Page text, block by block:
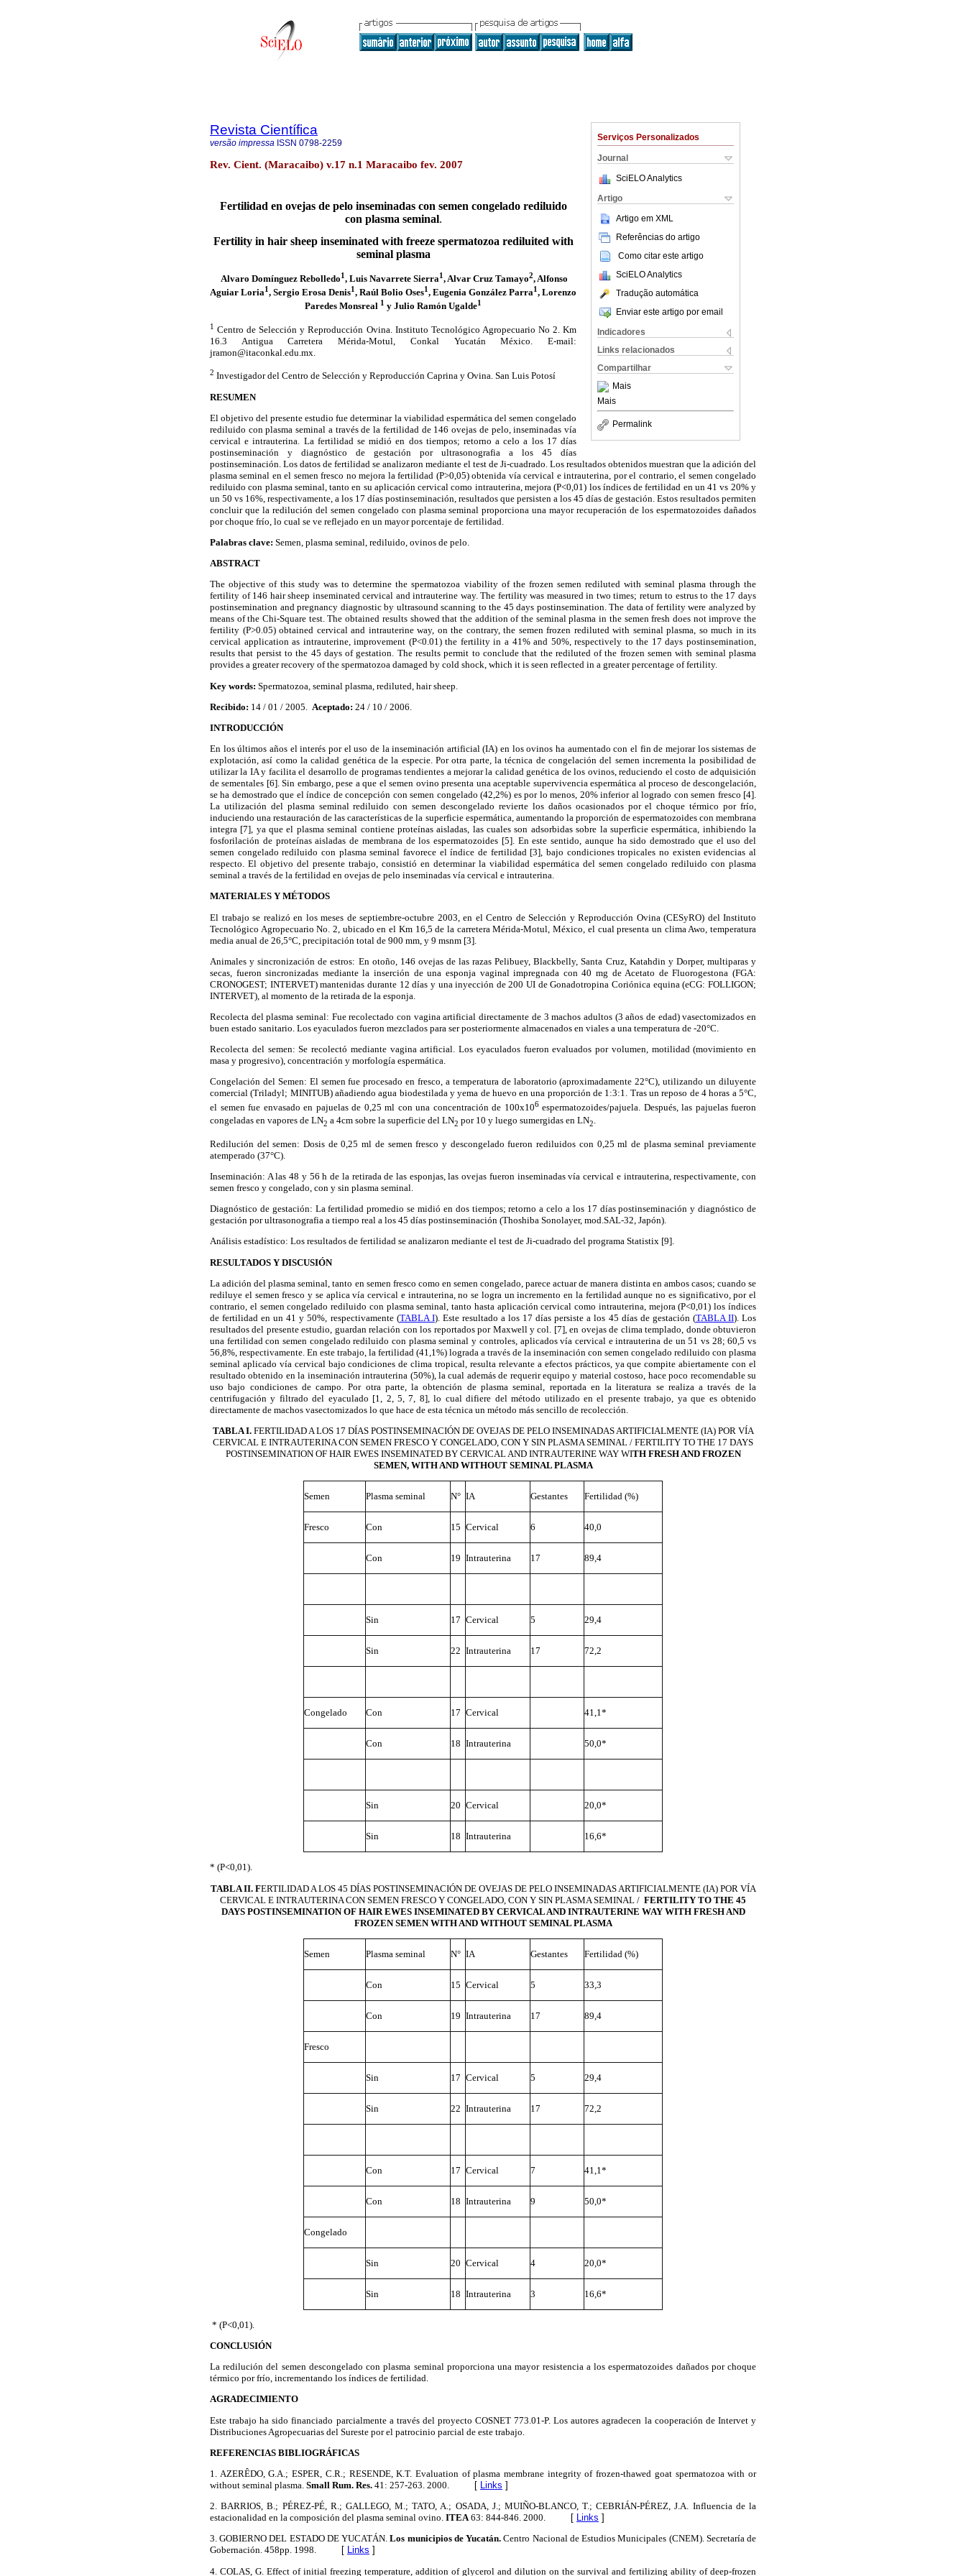
Serviços Personalizados
Journal
SciELO Analytics
Artigo
Artigo em XML
Referências do artigo
Como citar este artigo
SciELO Analytics
Tradução automática
Enviar este artigo por email
Indicadores
Links relacionados
Compartilhar
Mais
Mais
Permalink
Revista Científica
versão impressa ISSN 0798-2259
Rev. Cient. (Maracaibo) v.17 n.1 Maracaibo fev. 2007
Fertilidad en ovejas de pelo inseminadas con semen congelado rediluido
con plasma seminal.
Fertility in hair sheep inseminated with freeze spermatozoa rediluited with
seminal plasma
Alvaro Domínguez Rebolledo1, Luis Navarrete Sierra1, Alvar Cruz Tamayo2, Alfonso
Aguiar Loria1, Sergio Erosa Denis1, Raúl Bolio Oses1, Eugenia González Parra1, Lorenzo
Paredes Monsreal 1 y Julio Ramón Ugalde1
1 Centro de Selección y Reproducción Ovina. Instituto Tecnológico Agropecuario No 2. Km
16.3 Antigua Carretera Mérida-Motul, Conkal Yucatán México. E-mail:
jramon@itaconkal.edu.mx.
2 Investigador del Centro de Selección y Reproducción Caprina y Ovina. San Luis Potosí
RESUMEN
El objetivo del presente estudio fue determinar la viabilidad espermática del semen congelado
rediluido con plasma seminal a través de la fertilidad de 146 ovejas de pelo, inseminadas vía
cervical e intrauterina. La fertilidad se midió en dos tiempos; retorno a celo a los 17 días
postinseminación y diagnóstico de gestación por ultrasonografia a los 45 días
postinseminación. Los datos de fertilidad se analizaron mediante el test de Ji-cuadrado. Los resultados obtenidos muestran que la adición del
plasma seminal en el semen fresco no mejora la fertilidad (P>0,05) obtenida vía cervical e intrauterina, por el contrario, el semen congelado
rediluido con plasma seminal, tanto en su aplicación cervical como intrauterina, mejora (P<0,01) los índices de fertilidad en un 41 vs 20% y
un 50 vs 16%, respectivamente, a los 17 días postinseminación, resultados que persisten a los 45 días de gestación. Estos resultados permiten
concluir que la redilución del semen congelado con plasma seminal proporciona una mayor recuperación de los espermatozoides dañados
por choque frío, lo cual se ve reflejado en un mayor porcentaje de fertilidad.
Palabras clave: Semen, plasma seminal, rediluido, ovinos de pelo.
ABSTRACT
The objective of this study was to determine the spermatozoa viability of the frozen semen rediluted with seminal plasma through the
fertility of 146 hair sheep inseminated cervical and intrauterine way. The fertility was measured in two times; return to estrus to the 17 days
postinsemination and pregnancy diagnostic by ultrasound scanning to the 45 days postinsemination. The data of fertility were analyzed by
means of the Chi-Square test. The obtained results showed that the addition of the seminal plasma in the semen fresh does not improve the
fertility (P>0.05) obtained cervical and intrauterine way, on the contrary, the semen frozen rediluted with seminal plasma, so much in its
cervical application as intrauterine, improvement (P<0.01) the fertility in a 41% and 50%, respectively to the 17 days postinsemination,
results that persist to the 45 days of gestation. The results permit to conclude that the rediluted of the frozen semen with seminal plasma
provides a greater recovery of the spermatozoa damaged by cold shock, which it is seen reflected in a greater percentage of fertility.
Key words: Spermatozoa, seminal plasma, rediluted, hair sheep.
Recibido: 14 / 01 / 2005. Aceptado: 24 / 10 / 2006.
INTRODUCCIÓN
En los últimos años el interés por el uso de la inseminación artificial (IA) en los ovinos ha aumentado con el fin de mejorar los sistemas de
explotación, así como la calidad genética de la especie. Por otra parte, la técnica de congelación del semen incrementa la posibilidad de
utilizar la IA y facilita el desarrollo de programas tendientes a mejorar la calidad genética de los ovinos, reduciendo el costo de adquisición
de sementales [6]. Sin embargo, pese a que el semen ovino presenta una aceptable supervivencia espermática al proceso de descongelación,
se ha demostrado que el índice de concepción con semen congelado (42,2%) es por lo menos, 20% inferior al logrado con semen fresco [4].
La utilización del plasma seminal rediluido con semen descongelado revierte los daños ocasionados por el choque térmico por frío,
induciendo una restauración de las características de la superficie espermática, aumentando la proporción de espermatozoides con membrana
integra [7], ya que el plasma seminal contiene proteínas aisladas, las cuales son adsorbidas sobre la superficie espermática, inhibiendo la
fosforilación de proteínas aisladas de membrana de los espermatozoides [5]. En este sentido, aunque ha sido demostrado que el uso del
semen congelado rediluido con plasma seminal favorece el índice de fertilidad [3], bajo condiciones tropicales no existen evidencias al
respecto. El objetivo del presente trabajo, consistió en determinar la viabilidad espermática del semen congelado rediluido con plasma
seminal a través de la fertilidad en ovejas de pelo inseminadas vía cervical e intrauterina.
MATERIALES Y MÉTODOS
El trabajo se realizó en los meses de septiembre-octubre 2003, en el Centro de Selección y Reproducción Ovina (CESyRO) del Instituto
Tecnológico Agropecuario No. 2, ubicado en el Km 16,5 de la carretera Mérida-Motul, México, el cual presenta un clima Awo, temperatura
media anual de 26,5°C, precipitación total de 900 mm, y 9 msnm [3].
Animales y sincronización de estros: En otoño, 146 ovejas de las razas Pelibuey, Blackbelly, Santa Cruz, Katahdin y Dorper, multiparas y
secas, fueron sincronizadas mediante la inserción de una esponja vaginal impregnada con 40 mg de Acetato de Fluorogestona (FGA:
CRONOGEST; INTERVET) mantenidas durante 12 días y una inyección de 200 UI de Gonadotropina Coriónica equina (eCG: FOLLIGON;
INTERVET), al momento de la retirada de la esponja.
Recolecta del plasma seminal: Fue recolectado con vagina artificial directamente de 3 machos adultos (3 años de edad) vasectomizados en
buen estado sanitario. Los eyaculados fueron mezclados para ser posteriormente almacenados en viales a una temperatura de -20°C.
Recolecta del semen: Se recolectó mediante vagina artificial. Los eyaculados fueron evaluados por volumen, motilidad (movimiento en
masa y progresivo), concentración y morfología espermática.
Congelación del Semen: El semen fue procesado en fresco, a temperatura de laboratorio (aproximadamente 22°C), utilizando un diluyente
comercial (Triladyl; MINITUB) añadiendo agua biodestilada y yema de huevo en una proporción de 1:3:1. Tras un reposo de 4 horas a 5°C,
el semen fue envasado en pajuelas de 0,25 ml con una concentración de 100x106espermatozoides/pajuela. Después, las pajuelas fueron
congeladas en vapores de LN2 a 4cm sobre la superficie del LN2 por 10 y luego sumergidas en LN2
Redilución del semen: Dosis de 0,25 ml de semen fresco y descongelado fueron rediluidos con 0,25 ml de plasma seminal previamente
atemperado (37°C).
Inseminación: A las 48 y 56 h de la retirada de las esponjas, las ovejas fueron inseminadas vía cervical e intrauterina, respectivamente, con
semen fresco y congelado, con y sin plasma seminal.
Diagnóstico de gestación: La fertilidad promedio se midió en dos tiempos; retorno a celo a los 17 días postinseminación y diagnóstico de
gestación por ultrasonografia a tiempo real a los 45 días postinseminación (Thoshiba Sonolayer, mod.SAL-32, Japón).
Análisis estadístico: Los resultados de fertilidad se analizaron mediante el test de Ji-cuadrado del programa Statistix [9].
RESULTADOS Y DISCUSIÓN
La adición del plasma seminal, tanto en semen fresco como en semen congelado, parece actuar de manera distinta en ambos casos; cuando se
rediluye el semen fresco y se aplica vía cervical e intrauterina, no se logra un incremento en la fertilidad aunque no es significativo, por el
contrario, el semen congelado rediluido con plasma seminal, tanto hasta aplicación cervical como intrauterina, mejora (P<0,01) los índices
de fertilidad en un 41 y 50%, respectivamente (TABLA I). Este resultado a los 17 días persiste a los 45 días de gestación (TABLA II). Los
resultados del presente estudio, guardan relación con los reportados por Maxwell y col. [7], en ovejas de clima templado, donde obtuvieron
una fertilidad con semen congelado rediluido con plasma seminal y controles, aplicados vía cervical e intrauterina de un 51 vs 28; 60,5 vs
56,8%, respectivamente. En este trabajo, la fertilidad (41,1%) lograda a través de la inseminación con semen congelado rediluido con plasma
seminal aplicado vía cervical bajo condiciones de clima tropical, resulta relevante a efectos prácticos, ya que compite abiertamente con el
resultado obtenido en la inseminación intrauterina (50%), la cual además de requerir equipo y material costoso, hace poco recomendable su
uso bajo condiciones de campo. Por otra parte, la obtención de plasma seminal, reportada en la literatura se realiza a través de la
centrifugación y filtrado del eyaculado [1, 2, 5, 7, 8], lo cual difiere del método utilizado en el presente trabajo, ya que es obtenido
directamente de machos vasectomizados lo que hace de esta técnica un método más sencillo de recolección.
TABLA I.FERTILIDAD A LOS 17 DÍAS POSTINSEMINACIÓN DE OVEJAS DE PELO INSEMINADAS ARTIFICIALMENTE (IA) POR VÍA
CERVICAL E INTRAUTERINA CON SEMEN FRESCO Y CONGELADO, CON Y SIN PLASMA SEMINAL / FERTILITY TO THE 17 DAYS
POSTINSEMINATION OF HAIR EWES INSEMINATED BY CERVICAL AND INTRAUTERINE WAY WITH FRESH AND FROZEN
SEMEN, WITH AND WITHOUT SEMINAL PLASMA
Semen Plasma seminal N° IA Gestantes Fertilidad (%)
Fresco Con 15 Cervical 6 40,0
Con 19 Intrauterina 17 89,4
Sin 17 Cervical 5 29,4
Sin 22 Intrauterina 17 72,2
Congelado Con 17 Cervical 41,1*
Con 18 Intrauterina 50,0*
Sin 20 Cervical 20,0*
Sin 18 Intrauterina 16,6*
* (P<0,01).
TABLA II. FERTILIDAD A LOS 45 DÍAS POSTINSEMINACIÓN DE OVEJAS DE PELO INSEMINADAS ARTIFICIALMENTE (IA) POR VÍA
CERVICAL E INTRAUTERINA CON SEMEN FRESCO Y CONGELADO, CON Y SIN PLASMA SEMINAL / FERTILITY TO THE 45
DAYS POSTINSEMINATION OF HAIR EWES INSEMINATED BY CERVICAL AND INTRAUTERINE WAY WITH FRESH AND
FROZEN SEMEN WITH AND WITHOUT SEMINAL PLASMA
Semen Plasma seminal N° IA Gestantes Fertilidad (%)
Con 15 Cervical 5 33,3
Con 19 Intrauterina 17 89,4
Fresco
Sin 17 Cervical 5 29,4
Sin 22 Intrauterina 17 72,2
Con 17 Cervical 7 41,1*
Con 18 Intrauterina 9 50,0*
Congelado
Sin 20 Cervical 4 20,0*
Sin 18 Intrauterina 3 16,6*
* (P<0,01).
CONCLUSIÓN
La redilución del semen descongelado con plasma seminal proporciona una mayor resistencia a los espermatozoides dañados por choque
térmico por frío, incrementando los índices de fertilidad.
AGRADECIMIENTO
Este trabajo ha sido financiado parcialmente a través del proyecto COSNET 773.01-P. Los autores agradecen la cooperación de Intervet y
Distribuciones Agropecuarias del Sureste por el patrocinio parcial de este trabajo.
REFERENCIAS BIBLIOGRÁFICAS
1. AZERÊDO, G.A.; ESPER, C.R.; RESENDE, K.T. Evaluation of plasma membrane integrity of frozen-thawed goat spermatozoa with or
without seminal plasma. Small Rum. Res. 41: 257-263. 2000. [ Links ]
2.BARRIOS, B.; PÉREZ-PÉ, R.; GALLEGO, M.; TATO, A.; OSADA, J.; MUIÑO-BLANCO, T.; CEBRIÁN-PÉREZ, J.A. Influencia de la
estacionalidad en la composición del plasma seminal ovino. ITEA63: 844-846. 2000. [ Links ]
3.GOBIERNO DEL ESTADO DE YUCATÁN.Los municipios de Yucatán.Centro Nacional de Estudios Municipales (CNEM). Secretaría de
Gobernación. 458pp. 1998.
[ Links ]
4. COLAS, G. Effect of initial freezing temperature, addition of glycerol and dilution on the survival and fertilizing ability of deep-frozen